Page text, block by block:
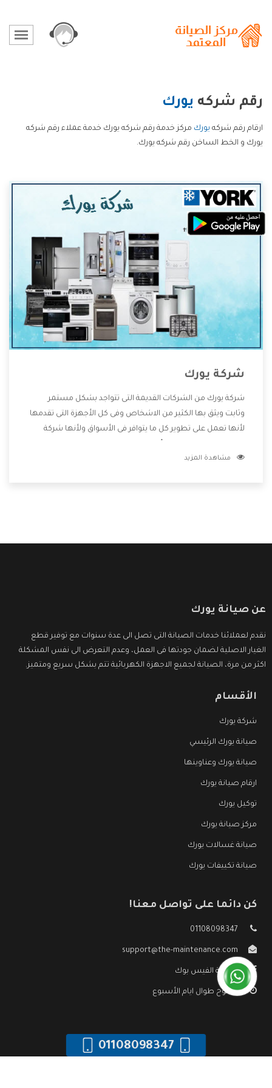
رقم شركه يورك
ارقام رقم شركه يورك مركز خدمة رقم شركه يورك خدمة عملاء رقم شركه
يورك و الخط الساخن رقم شركه يورك.
شركة يورك
شركة يورك من الشركات القديمة التى تتواجد بشكل مستمر
وثابت ويثق بها الكثير من الاشخاص وفى كل الأجهزة التى تقدمها
لأنها تعمل على تطوير كل ما يتوافر فى الأسواق ولأنها شركة
وتقدم للعملاء أقوى العروض والخصومات التى تسهل على
مشاهدة المزيد
عن صيانة يورك
نقدم لعملائنا خدمات الصيانة التى تصل الى عدة سنوات مع توفير قطع
الغيار الاصلية لضمان جودتها فى العمل، وعدم التعرض الى نفس المشكلة
اكثر من مرة، الصيانة لجميع الاجهزة الكهربائية تتم بشكل سريع ومتميز.
الأقسام
شركة يورك
صيانة يورك الرئيسي
صيانة يورك وعناوينها
ارقام صيانة يورك
توكيل يورك
مركز صيانة يورك
صيانة غسالات يورك
صيانة تكييفات يورك
كن دائما على تواصل معنا!
01108098347
support@the-maintenance.com
صفحة الفيس بوك
مفتوح طوال ايام الأسبوع
01108098347